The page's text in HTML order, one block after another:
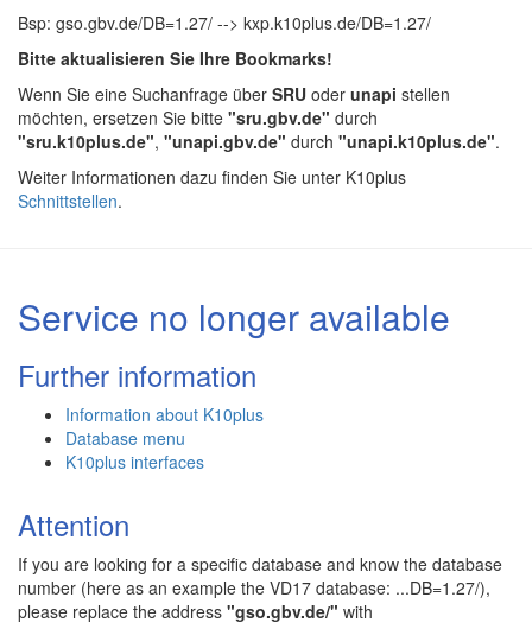
Bsp: gso.gbv.de/DB=1.27/ --> kxp.k10plus.de/DB=1.27/
Bitte aktualisieren Sie Ihre Bookmarks!
Wenn Sie eine Suchanfrage über SRU oder unapi stellen
möchten, ersetzen Sie bitte "sru.gbv.de" durch
"sru.k10plus.de", "unapi.gbv.de" durch "unapi.k10plus.de".
Weiter Informationen dazu finden Sie unter K10plus
Schnittstellen.
Service no longer available
Further information
Information about K10plus
Database menu
K10plus interfaces
Attention
If you are looking for a specific database and know the database
number (here as an example the VD17 database: ...DB=1.27/),
please replace the address "gso.gbv.de/" with